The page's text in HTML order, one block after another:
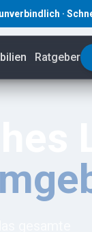
· Schnelle
Ratgeber